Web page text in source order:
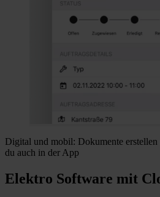
Digital und mobil: Dokumente
du auch in der App
Elektro Software mit